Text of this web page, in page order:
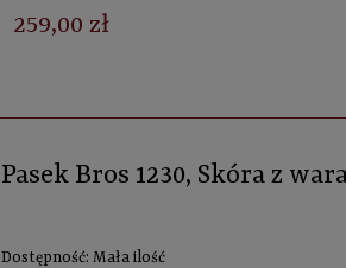
259,00 zł
Pasek Bros 1230, Skóra z
Dostępność: Mała ilość